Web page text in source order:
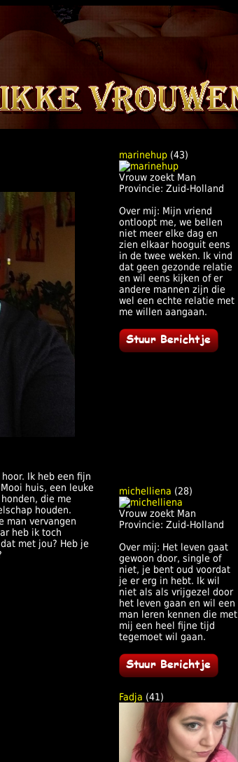
Ik heb een fijn
huis, een leuke
die me
houden.
man vervangen
heb ik toch
met jou? Heb je
marinehup (43)
Vrouw zoekt Man
Provincie: Zuid-Holland
Over mij: Mijn vriend
ontloopt me, we bellen
niet meer elke dag en
zien elkaar hooguit eens
in de twee weken. Ik vind
dat geen gezonde relatie
en wil eens kijken of er
andere mannen zijn die
wel een echte relatie met
me willen aangaan.
michelliena (28)
Vrouw zoekt Man
Provincie: Zuid-Holland
Over mij: Het leven gaat
gewoon door, single of
niet, je bent oud voordat
je er erg in hebt. Ik wil
niet als als vrijgezel door
het leven gaan en wil een
man leren kennen die met
mij een heel fijne tijd
tegemoet wil gaan.
Fadja (41)